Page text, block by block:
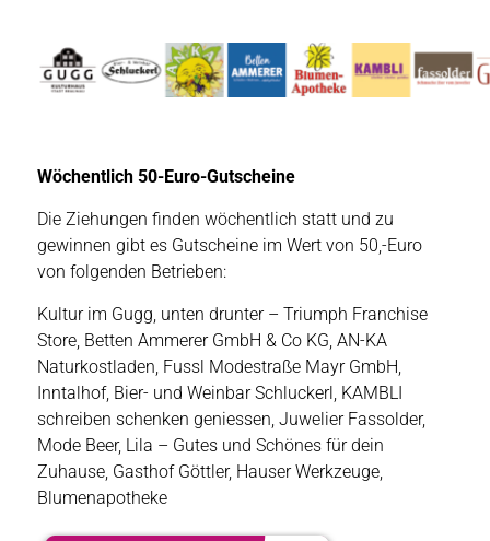
Wöchentlich 50-Euro-Gutscheine
Die Ziehungen finden wöchentlich statt und zu
gewinnen gibt es Gutscheine im Wert von 50,-Euro
von folgenden Betrieben:
Kultur im Gugg, unten drunter – Triumph Franchise
Store, Betten Ammerer GmbH & Co KG, AN-KA
Naturkostladen, Fussl Modestraße Mayr GmbH,
Inntalhof, Bier- und Weinbar Schluckerl, KAMBLI
schreiben schenken geniessen, Juwelier Fassolder,
Mode Beer, Lila – Gutes und Schönes für dein
Zuhause, Gasthof Göttler, Hauser Werkzeuge,
Blumenapotheke